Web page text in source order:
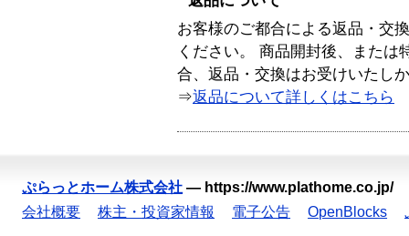
お客様のご都合による返品・交
ください。 商品開封後、または
合、返品・交換はお受けいたし
⇒返品について詳しくはこちら
ぷらっとホーム株式会社 — https://www.plathome.co.jp/
会社概要
株主・投資家情報 電子公告 OpenBlocks